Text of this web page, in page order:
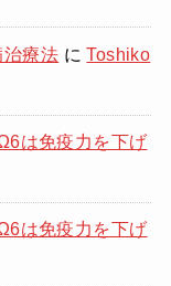
治療法 にToshiko
は免疫力を下げ
は免疫力を下げ